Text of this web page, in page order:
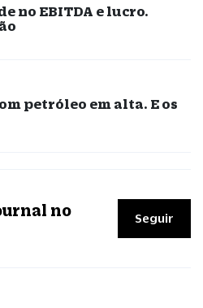
no EBITDA e lucro.
petróleo em alta. E os
no
Seguir